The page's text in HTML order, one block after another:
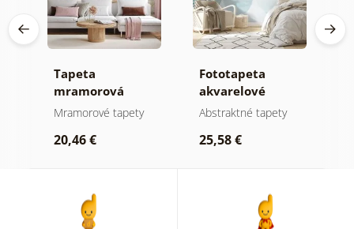
Tapeta
mramorová
elegancia v
Mramorové tapety
20,46 €
Fototapeta
akvarelové
pastelové kruhy
Abstraktné tapety
25,58 €